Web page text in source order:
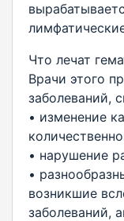
Что лечат
Врачи этого
заболеваний,
• изменение
• нарушение
•
возникшие
заболеваний,